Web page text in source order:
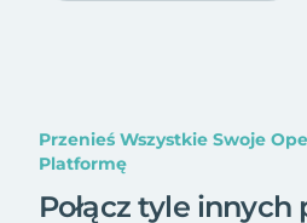
Przenieś Wszystkie Swoje
Platformę
Połącz tyle